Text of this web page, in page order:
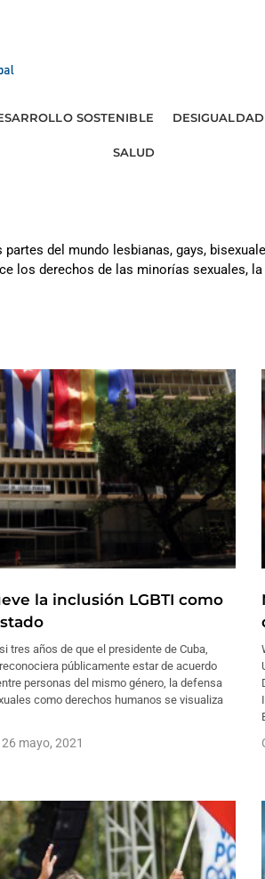
SOSTENIBLE
SALUD
del mundo lesbianas, gays,
los derechos de las minorías sexuales,
la inclusión LGBTI como
tres años de que el presidente de Cuba,
públicamente estar de acuerdo
personas del mismo género, la defensa
como derechos humanos se visualiza
26 mayo, 2021